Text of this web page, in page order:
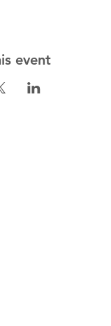
event